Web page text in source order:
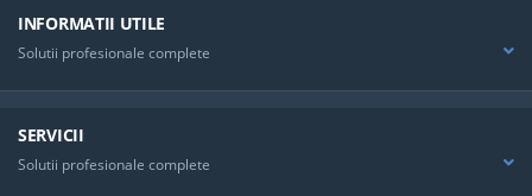
INFORMATII UTILE
Solutii profesionale complete
SERVICII
Solutii profesionale complete